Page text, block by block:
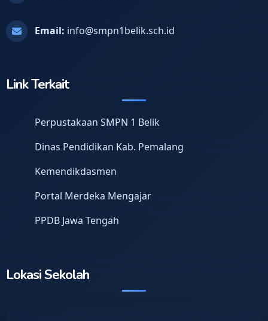
Email: info@smpn1belik.sch.id
Link Terkait
Perpustakaan SMPN 1 Belik
Dinas Pendidikan Kab. Pemalang
Kemendikdasmen
Portal Merdeka Mengajar
PPDB Jawa Tengah
Lokasi Sekolah